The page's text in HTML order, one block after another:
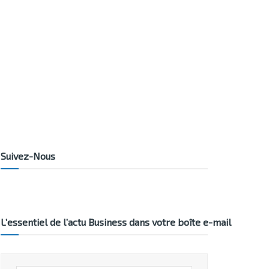
Suivez-Nous
L’essentiel de l’actu Business dans votre boîte e-mail